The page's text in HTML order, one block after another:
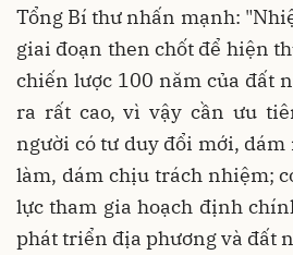
Tổng Bí thư nhấn mạnh:
giai đoạn then chốt để hiện
chiến lược 100 năm của đất
ra rất cao, vì vậy cần ưu
người có tư duy đổi mới,
làm, dám chịu trách nhiệm;
lực tham gia hoạch định
phát triển địa phương và đất